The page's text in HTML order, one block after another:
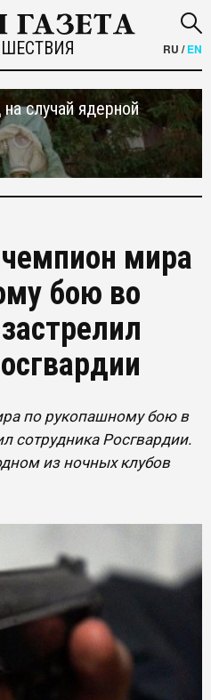
RU /EN
случай ядерной
мира
бою во
по рукопашному бою в
сотрудника Росгвардии.
из ночных клубов